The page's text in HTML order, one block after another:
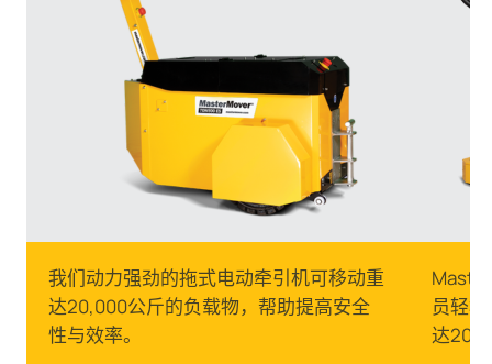
我们动力强劲的拖式电动牵引机可移动重
达20,000公斤的负载物，帮助提高安全
性与效率。
员轻
达